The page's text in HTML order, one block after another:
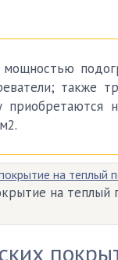
также
2.
на теплый